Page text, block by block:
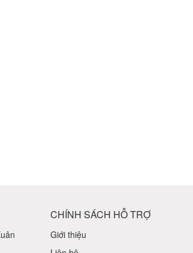
CHÍNH SÁCH HỖ TRỢ
Giới thiệu